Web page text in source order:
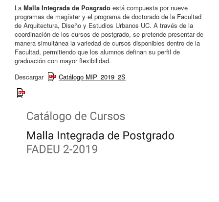
La Malla Integrada de Posgrado está compuesta por nueve
programas de magíster y el programa de doctorado de la Facultad
de Arquitectura, Diseño y Estudios Urbanos UC. A través de la
coordinación de los cursos de postgrado, se pretende presentar de
manera simultánea la variedad de cursos disponibles dentro de la
Facultad, permitiendo que los alumnos definan su perfil de
graduación con mayor flexibilidad.
Descargar
Catálogo MIP_2019_2S